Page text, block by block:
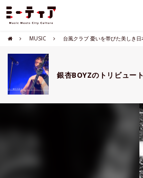
MUSIC 台風クラブ 憂いを帯びた美しき
銀杏BOYZのトリビュー